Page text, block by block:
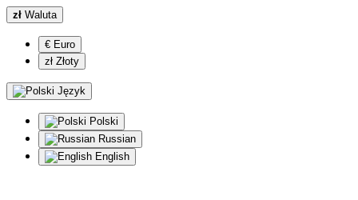
zł Waluta
€ Euro
zł Złoty
Język
Polski
Russian
English